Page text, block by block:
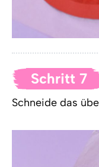
Schritt 7
Schneide das